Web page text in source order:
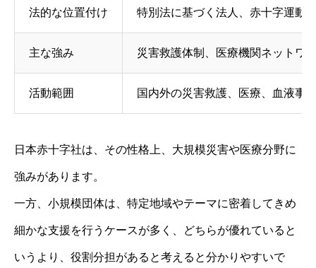
法的な位置付け 特別法に基づく法人、赤十字運動
主な強み 災害救護体制、医療機関ネットワ
活動範囲 国内外の災害救護、医療、血液事
日本赤十字社は、その性格上、大規模災害や医療分野に
強みがあります。
一方、小規模団体は、特定地域やテーマに密着してきめ
細かな支援を行うケースが多く、どちらが優れていると
いうより、役割分担があると考えると分かりやすいで